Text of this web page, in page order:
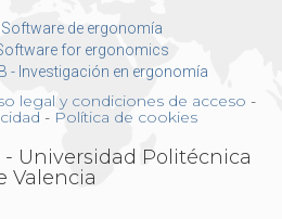
Software de ergonomía
for ergonomics
- Investigación en ergonomía
legal y condiciones de acceso -
- Política de cookies
Universidad Politécnica
Valencia